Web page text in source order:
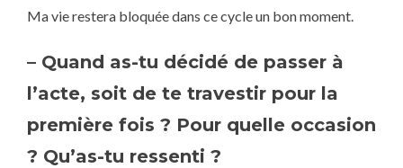
Ma vie restera bloquée dans ce cycle un bon moment.
– Quand as-tu décidé de passer à
l’acte, soit de te travestir pour la
première fois ? Pour quelle occasion
? Qu’as-tu ressenti ?